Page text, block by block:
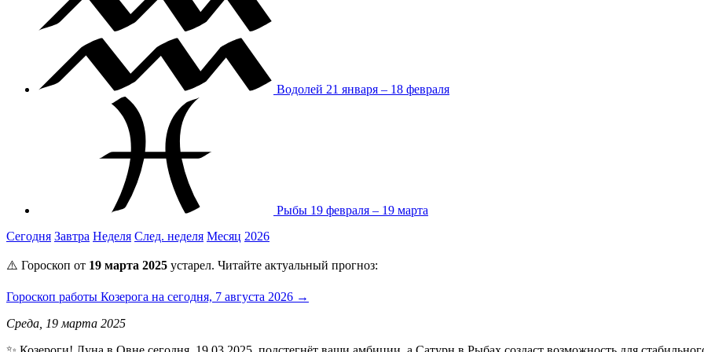
Водолей 21 января – 18 февраля
Рыбы 19 февраля – 19 марта
Сегодня Завтра Неделя След. неделя Месяц 2026
⚠️ Гороскоп от 19 марта 2025 устарел. Читайте актуальный прогноз:
Гороскоп работы Козерога на сегодня, 7 августа 2026 →
Среда, 19 марта 2025